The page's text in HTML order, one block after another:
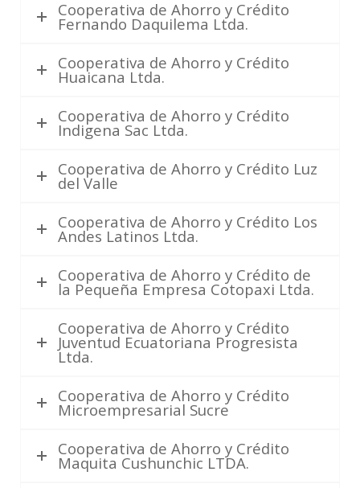
Cooperativa de Ahorro y Crédito
Fernando Daquilema Ltda.
Cooperativa de Ahorro y Crédito
Huaicana Ltda.
Cooperativa de Ahorro y Crédito
Indigena Sac Ltda.
Cooperativa de Ahorro y Crédito Luz
del Valle
Cooperativa de Ahorro y Crédito Los
Andes Latinos Ltda.
Cooperativa de Ahorro y Crédito de
la Pequeña Empresa Cotopaxi Ltda.
Cooperativa de Ahorro y Crédito
Juventud Ecuatoriana Progresista
Ltda.
Cooperativa de Ahorro y Crédito
Microempresarial Sucre
Cooperativa de Ahorro y Crédito
Maquita Cushunchic LTDA.